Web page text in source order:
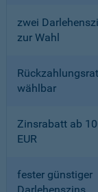
zwei
zur Wahl
wählbar
Zinsrabatt ab
EUR
fester günstiger